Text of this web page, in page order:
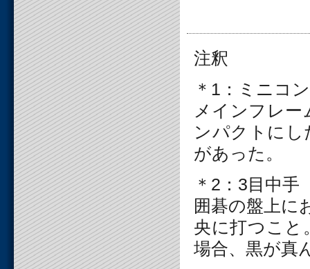
注釈
＊1：ミニコン
メインフレ
ンパクトにし
があった。
＊2：3目中
囲碁の盤上に
央に打つこと
場合、黒が真